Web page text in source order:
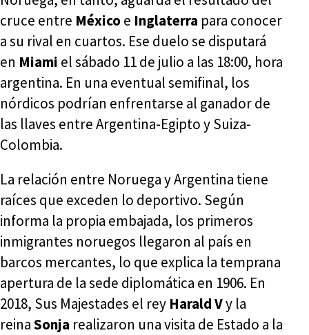
cruce entre Méxicoe Inglaterra para conocer
a su rival en cuartos. Ese duelo se disputará
en Miami el sábado 11 de julio a las 18:00, hora
argentina. En una eventual semifinal, los
nórdicos podrían enfrentarse al ganador de
las llaves entre Argentina-Egipto y Suiza-
Colombia.
La relación entre Noruega y Argentina tiene
raíces que exceden lo deportivo. Según
informa la propia embajada, los primeros
inmigrantes noruegos llegaron al país en
barcos mercantes, lo que explica la temprana
apertura de la sede diplomática en 1906. En
2018, Sus Majestades el rey Harald Vy la
reinaSonja realizaron una visita de Estado a la